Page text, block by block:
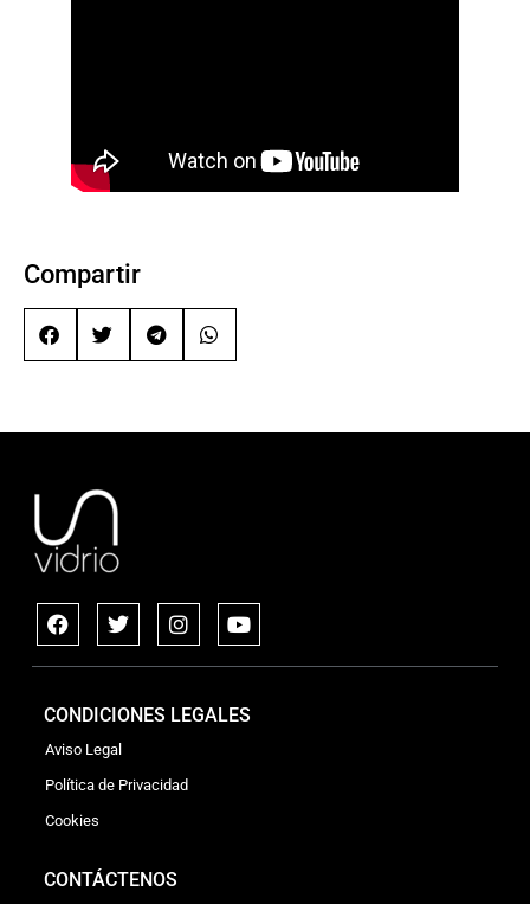
Compartir
CONDICIONES LEGALES
Aviso Legal
Política de Privacidad
Cookies
CONTÁCTENOS